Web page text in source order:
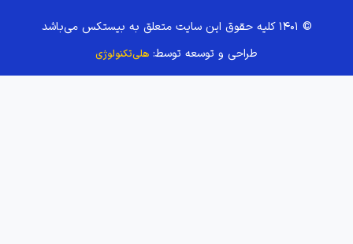
© ۱۴۰۱ کلیه حقوق این سایت متعلق به بیستکس می‌باشد
طراحی و توسعه توسط: هلی‌تکنولوژی